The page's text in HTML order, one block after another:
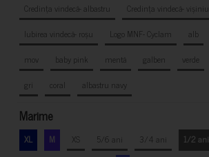
Credința vindecă- albastru
Credința vindecă- vișiniu
Iubirea vindecă- roșu
Logo MNF- Cyclam alb
mov
baby pink mentă galben verde
gri
coral albastru navy
Marime
XL M XS 5/6 ani 3/4 ani 1/2 ani